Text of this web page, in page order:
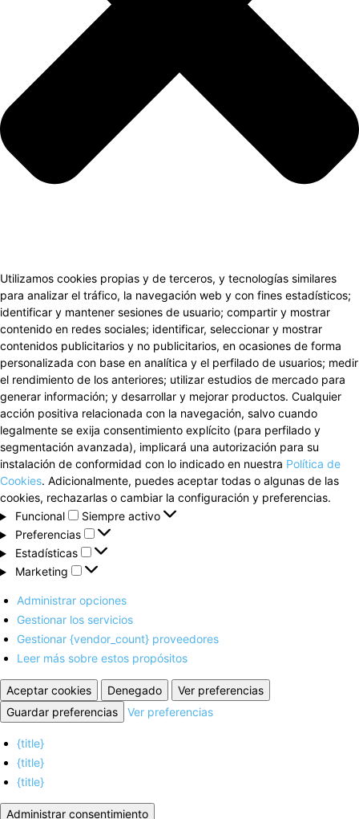
Utilizamos cookies propias y de terceros, y tecnologías similares
para analizar el tráfico, la navegación web y con fines estadísticos;
identificar y mantener sesiones de usuario; compartir y mostrar
contenido en redes sociales; identificar, seleccionar y mostrar
contenidos publicitarios y no publicitarios, en ocasiones de forma
personalizada con base en analítica y el perfilado de usuarios; medir
el rendimiento de los anteriores; utilizar estudios de mercado para
generar información; y desarrollar y mejorar productos. Cualquier
acción positiva relacionada con la navegación, salvo cuando
legalmente se exija consentimiento explícito (para perfilado y
segmentación avanzada), implicará una autorización para su
instalación de conformidad con lo indicado en nuestra Política de
Cookies. Adicionalmente, puedes aceptar todas o algunas de las
cookies, rechazarlas o cambiar la configuración y preferencias.
Funcional
Funcional
Siempre activo
Preferencias
Preferencias
Estadísticas
Estadísticas
Marketing
Marketing
Administrar opciones
Gestionar los servicios
Gestionar {vendor_count} proveedores
Leer más sobre estos propósitos
Aceptar cookies Denegado
Ver preferencias
Guardar preferencias
Ver preferencias
{title}
{title}
{title}
Administrar consentimiento